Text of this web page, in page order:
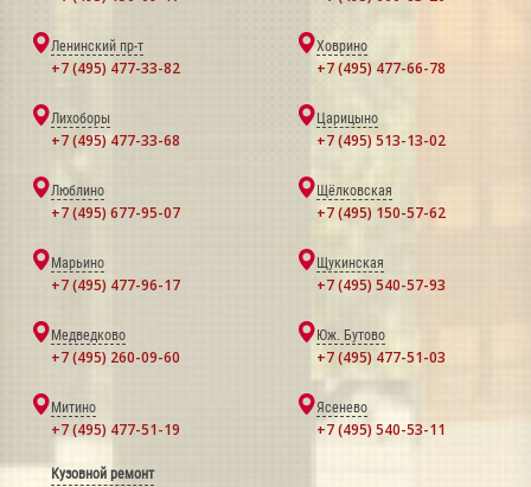
Ленинский пр-т
+7 (495) 477-33-82
Ховрино
+7 (495) 477-66-78
Лихоборы
+7 (495) 477-33-68
Царицыно
+7 (495) 513-13-02
Люблино
+7 (495) 677-95-07
Щёлковская
+7 (495) 150-57-62
Марьино
+7 (495) 477-96-17
Щукинская
+7 (495) 540-57-93
Медведково
+7 (495) 260-09-60
Юж. Бутово
+7 (495) 477-51-03
Митино
+7 (495) 477-51-19
Ясенево
+7 (495) 540-53-11
Кузовной ремонт